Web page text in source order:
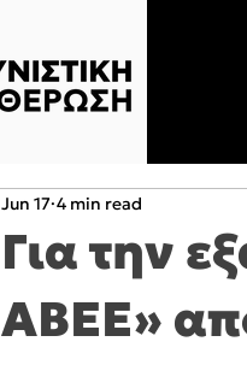
Για την
ΑΒΕΕ»
Jun 17 4 min read